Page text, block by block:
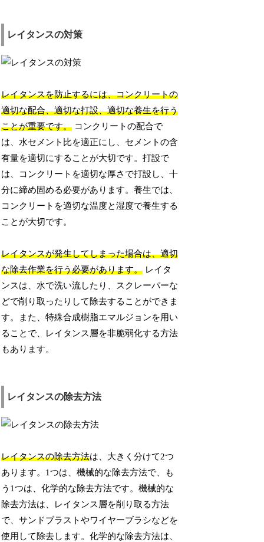
レイタンスの対策
レイタンスを防止するには、コンクリートの
適切な配合、適切な打設、適切な養生を行う
ことが重要です。 コンクリートの配合で
は、水セメント比を適正にし、セメントの含
有量を適切にすることが大切です。打設で
は、コンクリートを適切な厚さで打設し、十
分に締め固める必要があります。養生では、
コンクリートを適切な温度と湿度で養生する
ことが大切です。
レイタンスが発生してしまった場合は、適切
な除去作業を行う必要があります。 レイタ
ンスは、水で洗い流したり、スクレーパーな
どで削り取ったりして除去することができま
す。また、特殊合成樹脂エマルジョンを用い
ることで、レイタンス層を非脆弱化する方法
もあります。
レイタンスの除去方法
レイタンスの除去方法は、大きく分けて2つ
あります。1つは、機械的な除去方法で、も
う1つは、化学的な除去方法です。機械的な
除去方法は、レイタンス層を削り取る方法
で、サンドブラストやワイヤーブラシなどを
使用して除去します。化学的な除去方法は、